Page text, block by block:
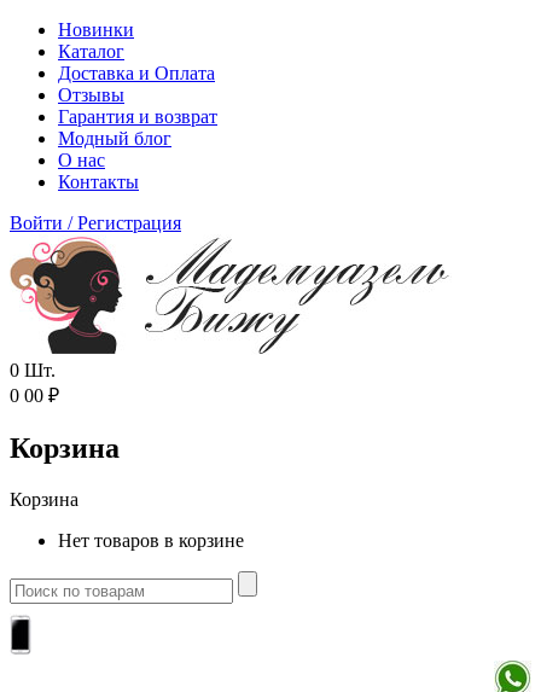
Новинки
Каталог
Доставка и Оплата
Отзывы
Гарантия и возврат
Модный блог
О нас
Контакты
Войти /Регистрация
0 Шт.
0 00 ₽
Корзина
Корзина
Нет товаров в корзине